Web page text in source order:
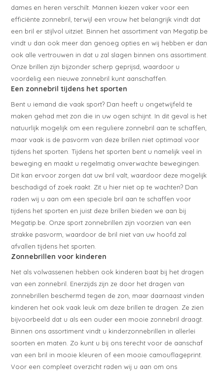
dames en heren verschilt. Mannen kiezen vaker voor een
efficiënte zonnebril, terwijl een vrouw het belangrijk vindt dat
een bril er stijlvol uitziet. Binnen het assortiment van Megatip.be
vindt u dan ook meer dan genoeg opties en wij hebben er dan
ook alle vertrouwen in dat u zal slagen binnen ons assortiment.
Onze brillen zijn bijzonder scherp geprijsd, waardoor u
voordelig een nieuwe zonnebril kunt aanschaffen.
Een zonnebril tijdens het sporten
Bent u iemand die vaak sport? Dan heeft u ongetwijfeld te
maken gehad met zon die in uw ogen schijnt. In dit geval is het
natuurlijk mogelijk om een reguliere zonnebril aan te schaffen,
maar vaak is de pasvorm van deze brillen niet optimaal voor
tijdens het sporten. Tijdens het sporten bent u namelijk veel in
beweging en maakt u regelmatig onverwachte bewegingen.
Dit kan ervoor zorgen dat uw bril valt, waardoor deze mogelijk
beschadigd of zoek raakt. Zit u hier niet op te wachten? Dan
raden wij u aan om een speciale bril aan te schaffen voor
tijdens het sporten en juist deze brillen bieden we aan bij
Megatip.be. Onze sport zonnebrillen zijn voorzien van een
strakke pasvorm, waardoor de bril niet van uw hoofd zal
afvallen tijdens het sporten.
Zonnebrillen voor kinderen
Net als volwassenen hebben ook kinderen baat bij het dragen
van een zonnebril. Enerzijds zijn ze door het dragen van
zonnebrillen beschermd tegen de zon, maar daarnaast vinden
kinderen het ook vaak leuk om deze brillen te dragen. Ze zien
bijvoorbeeld dat u als een ouder een mooie zonnebril draagt.
Binnen ons assortiment vindt u kinderzonnebrillen in allerlei
soorten en maten. Zo kunt u bij ons terecht voor de aanschaf
van een bril in mooie kleuren of een mooie camouflageprint.
Voor een compleet overzicht raden wij u aan om ons